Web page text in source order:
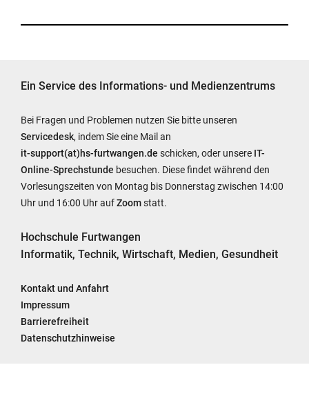
Ein Service des Informations- und Medienzentrums
Bei Fragen und Problemen nutzen Sie bitte unseren
Servicedesk, indem Sie eine Mail an
it-support(at)hs-furtwangen.de schicken, oder unsere IT-
Online-Sprechstunde besuchen. Diese findet während den
Vorlesungszeiten von Montag bis Donnerstag zwischen 14:00
Uhr und 16:00 Uhr aufZoomstatt.
Hochschule Furtwangen
Informatik, Technik, Wirtschaft, Medien, Gesundheit
Kontakt und Anfahrt
Impressum
Barrierefreiheit
Datenschutzhinweise